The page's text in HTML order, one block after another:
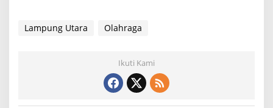
Lampung Utara Olahraga
Ikuti Kami